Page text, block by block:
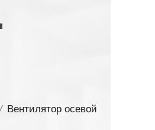
Вентилятор осевой